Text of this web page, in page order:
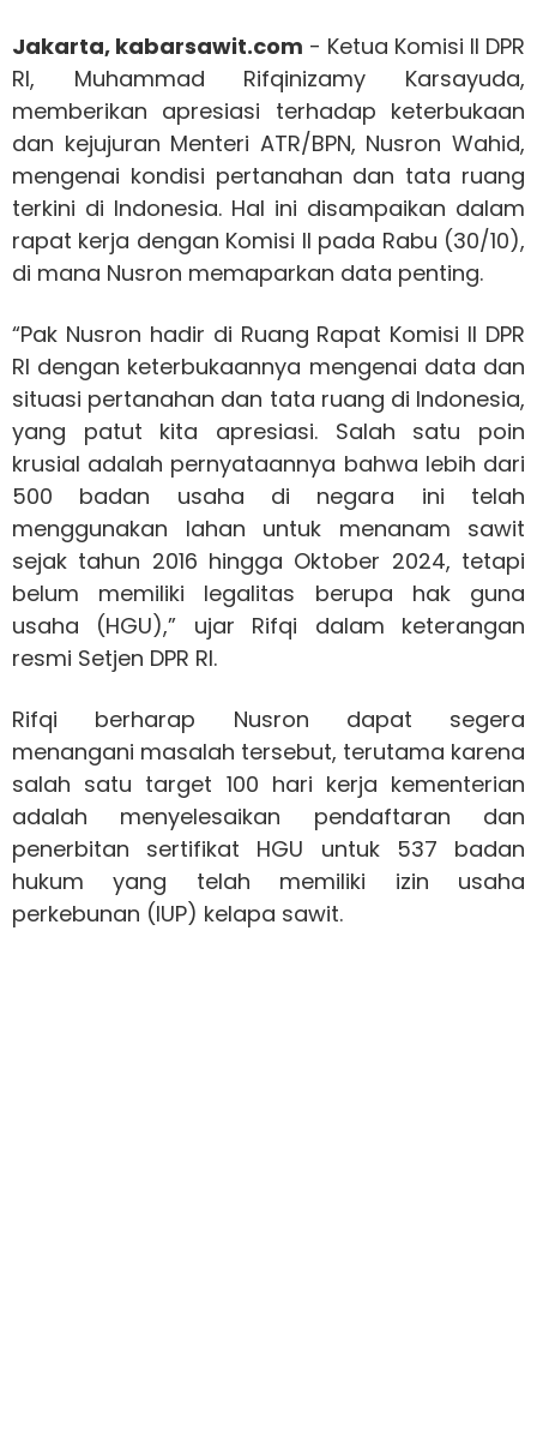
Jakarta, kabarsawit.com - Ketua Komisi II DPR
RI, Muhammad Rifqinizamy Karsayuda,
memberikan apresiasi terhadap keterbukaan
dan kejujuran Menteri ATR/BPN, Nusron Wahid,
mengenai kondisi pertanahan dan tata ruang
terkini di Indonesia. Hal ini disampaikan dalam
rapat kerja dengan Komisi II pada Rabu (30/10),
di mana Nusron memaparkan data penting.
“Pak Nusron hadir di Ruang Rapat Komisi II DPR
RI dengan keterbukaannya mengenai data dan
situasi pertanahan dan tata ruang di Indonesia,
yang patut kita apresiasi. Salah satu poin
krusial adalah pernyataannya bahwa lebih dari
500 badan usaha di negara ini telah
menggunakan lahan untuk menanam sawit
sejak tahun 2016 hingga Oktober 2024, tetapi
belum memiliki legalitas berupa hak guna
usaha (HGU),” ujar Rifqi dalam keterangan
resmi Setjen DPR RI.
Rifqi berharap Nusron dapat segera
menangani masalah tersebut, terutama karena
salah satu target 100 hari kerja kementerian
adalah menyelesaikan pendaftaran dan
penerbitan sertifikat HGU untuk 537 badan
hukum yang telah memiliki izin usaha
perkebunan (IUP) kelapa sawit.